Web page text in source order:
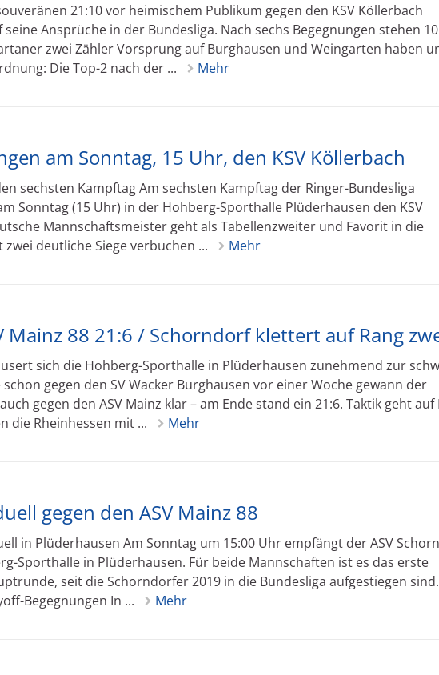
21:10 vor heimischem Publikum gegen den KSV Köllerbach
Ansprüche in der Bundesliga. Nach sechs Begegnungen stehen
zwei Zähler Vorsprung auf Burghausen und Weingarten haben
Die Top-2 nach der ...
Mehr
am Sonntag, 15 Uhr, den KSV Köllerbach
sechsten Kampftag Am sechsten Kampftag der Ringer-Bundesliga
Sonntag (15 Uhr) in der Hohberg-Sporthalle Plüderhausen den KSV
Mannschaftsmeister geht als Tabellenzweiter und Favorit in die
deutliche Siege verbuchen ...
Mehr
Mainz 88 21:6 / Schorndorf klettert auf Rang
sich die Hohberg-Sporthalle in Plüderhausen zunehmend zur
gegen den SV Wacker Burghausen vor einer Woche gewann der
gegen den ASV Mainz klar – am Ende stand ein 21:6. Taktik geht auf
die Rheinhessen mit ...
Mehr
gegen den ASV Mainz 88
in Plüderhausen Am Sonntag um 15:00 Uhr empfängt der ASV
Sporthalle in Plüderhausen. Für beide Mannschaften ist es das erste
seit die Schorndorfer 2019 in die Bundesliga aufgestiegen sind.
Begegnungen In ...
Mehr